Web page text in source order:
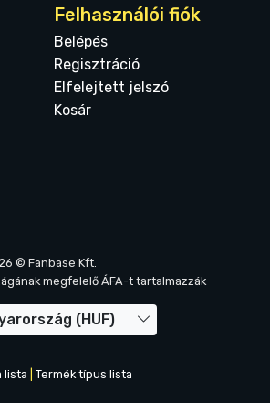
Felhasználói fiók
Belépés
Regisztráció
Elfelejtett jelszó
Kosár
© Fanbase Kft.
megfelelő ÁFA-t tartalmazzák
(HUF)
lista Termék típus lista